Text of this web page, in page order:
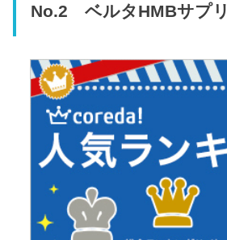
No.2 ベルタHMBサプリ